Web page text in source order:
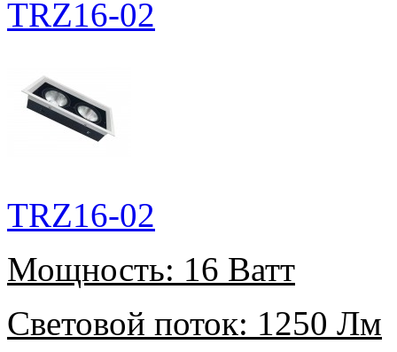
TRZ16-02
TRZ16-02
Мощность: 16 Ватт
Световой поток: 1250 Лм